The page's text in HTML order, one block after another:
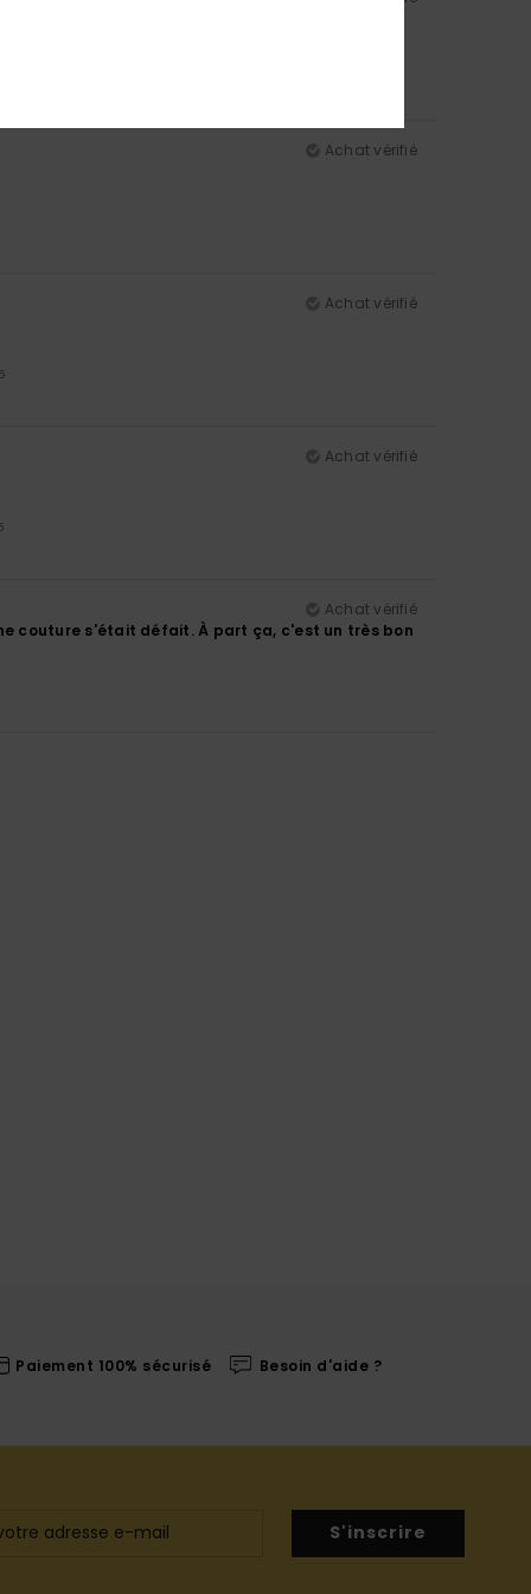
Achat vérifié
Achat vérifié
Achat vérifié
Achat vérifié
couture s'était défait. À part ça, c'est un très bon
Paiement 100% sécurisé Besoin d'aide ?
S'inscrire